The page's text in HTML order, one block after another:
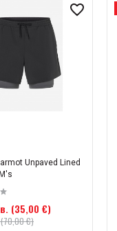
Unpaved Lined
(35,00 €)
(70,00 €)